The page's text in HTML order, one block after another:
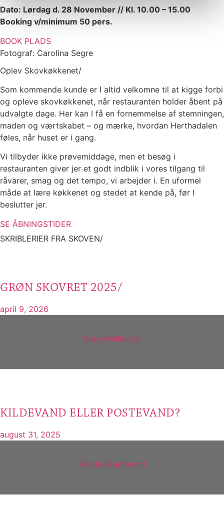
Dato: Lørdag d. 28 November // Kl. 10.00 – 15.00
Booking v/minimum 50 pers.
BOOK PLADS
Fotograf: Carolina Segre
Oplev Skovkøkkenet/
Som kommende kunde er I altid velkomne til at kigge forbi
og opleve skovkøkkenet, når restauranten holder åbent på
udvalgte dage. Her kan I få en fornemmelse af stemningen,
maden og værtskabet – og mærke, hvordan Herthadalen
føles, når huset er i gang.
Vi tilbyder ikke prøvemiddage, men et besøg i
restauranten giver jer et godt indblik i vores tilgang til
råvarer, smag og det tempo, vi arbejder i. En uformel
måde at lære køkkenet og stedet at kende på, før I
beslutter jer.
SE ÅBNINGSTIDER
SKRIBLERIER FRA SKOVEN/
GRØN SKOVRET 2025/
april 9, 2026
Grøn Mellemret
KILDEVAND ELLER POSTEVAND?
august 31, 2025
Gratis Grundvand